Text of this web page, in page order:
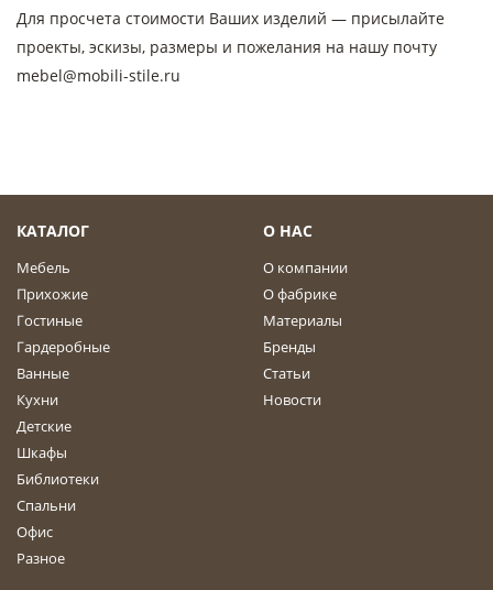
Для просчета стоимости Ваших изделий — присылайте
проекты, эскизы, размеры и пожелания на нашу почту
mebel@mobili-stile.ru
КАТАЛОГ
Мебель
Прихожие
Гостиные
Гардеробные
Ванные
Кухни
Детские
Шкафы
Библиотеки
Спальни
Офис
Разное
О НАС
О компании
О фабрике
Материалы
Бренды
Статьи
Новости